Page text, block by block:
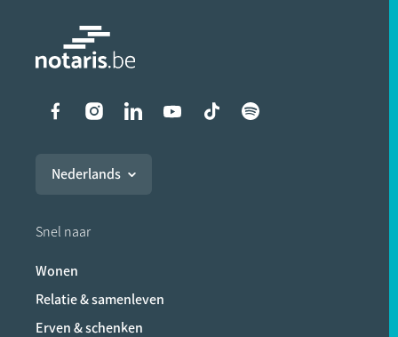
Liens vers les réseaux
Nederlands
Snel naar
Wonen
Relatie & samenleven
Erven & schenken